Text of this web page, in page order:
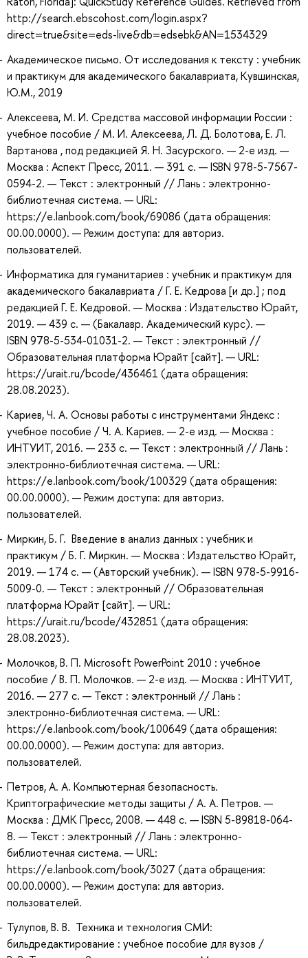
http://search.ebscohost.com/login.aspx?
direct=true&site=eds-live&db=edsebk&AN=1534329
Академическое письмо. От исследования к тексту : учебник
и практикум для академического бакалавриата, Кувшинская,
Ю.М., 2019
Алексеева, М. И. Средства массовой информации России :
учебное пособие / М. И. Алексеева, Л. Д. Болотова, Е. Л.
Вартанова , под редакцией Я. Н. Засурского. — 2-е изд. —
Москва : Аспект Пресс, 2011. — 391 с. — ISBN 978-5-7567-
0594-2. — Текст : электронный // Лань : электронно-
библиотечная система. — URL:
https://e.lanbook.com/book/69086 (дата обращения:
00.00.0000). — Режим доступа: для авториз.
пользователей.
Информатика для гуманитариев : учебник и практикум для
академического бакалавриата / Г. Е. Кедрова [и др.] ; под
редакцией Г. Е. Кедровой. — Москва : Издательство Юрайт,
2019. — 439 с. — (Бакалавр. Академический курс). —
ISBN 978-5-534-01031-2. — Текст : электронный //
Образовательная платформа Юрайт [сайт]. — URL:
https://urait.ru/bcode/436461 (дата обращения:
28.08.2023).
Кариев, Ч. А. Основы работы с инструментами Яндекс :
учебное пособие / Ч. А. Кариев. — 2-е изд. — Москва :
ИНТУИТ, 2016. — 233 с. — Текст : электронный // Лань :
электронно-библиотечная система. — URL:
https://e.lanbook.com/book/100329 (дата обращения:
00.00.0000). — Режим доступа: для авториз.
пользователей.
Миркин, Б. Г. Введение в анализ данных : учебник и
практикум / Б. Г. Миркин. — Москва : Издательство Юрайт,
2019. — 174 с. — (Авторский учебник). — ISBN 978-5-9916-
5009-0. — Текст : электронный // Образовательная
платформа Юрайт [сайт]. — URL:
https://urait.ru/bcode/432851 (дата обращения:
28.08.2023).
Молочков, В. П. Microsoft PowerPoint 2010 : учебное
пособие / В. П. Молочков. — 2-е изд. — Москва : ИНТУИТ,
2016. — 277 с. — Текст : электронный // Лань :
электронно-библиотечная система. — URL:
https://e.lanbook.com/book/100649 (дата обращения:
00.00.0000). — Режим доступа: для авториз.
пользователей.
Петров, А. А. Компьютерная безопасность.
Криптографические методы защиты / А. А. Петров. —
Москва : ДМК Пресс, 2008. — 448 с. — ISBN 5-89818-064-
8. — Текст : электронный // Лань : электронно-
библиотечная система. — URL:
https://e.lanbook.com/book/3027 (дата обращения:
00.00.0000). — Режим доступа: для авториз.
пользователей.
Тулупов, В. В. Техника и технология СМИ:
бильдредактирование : учебное пособие для вузов /